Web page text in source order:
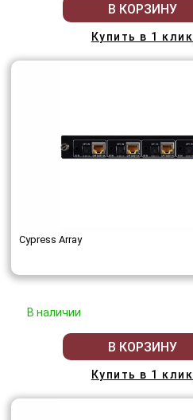
В КОРЗИНУ
Купить в 1 клик
Cypress Array
В наличии
В КОРЗИНУ
Купить в 1 клик